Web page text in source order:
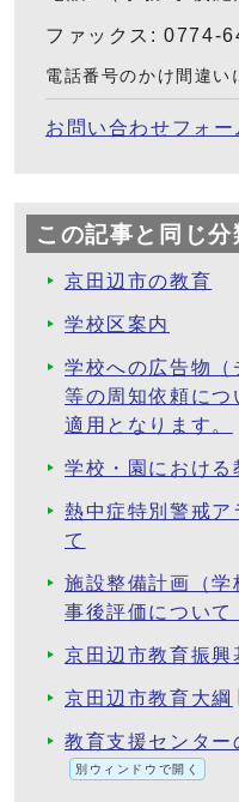
ファックス: 0774-
電話番号のかけ間違い
お問い合わせフォー
この記事と同じ分
京田辺市の教育
学校区案内
学校への広告物（
等の周知依頼に
適用となります。
学校・園における
熱中症特別警戒ア
て
施設整備計画（学
事後評価について
京田辺市教育振興
京田辺市教育大綱
教育支援センター
別ウィンドウで開く